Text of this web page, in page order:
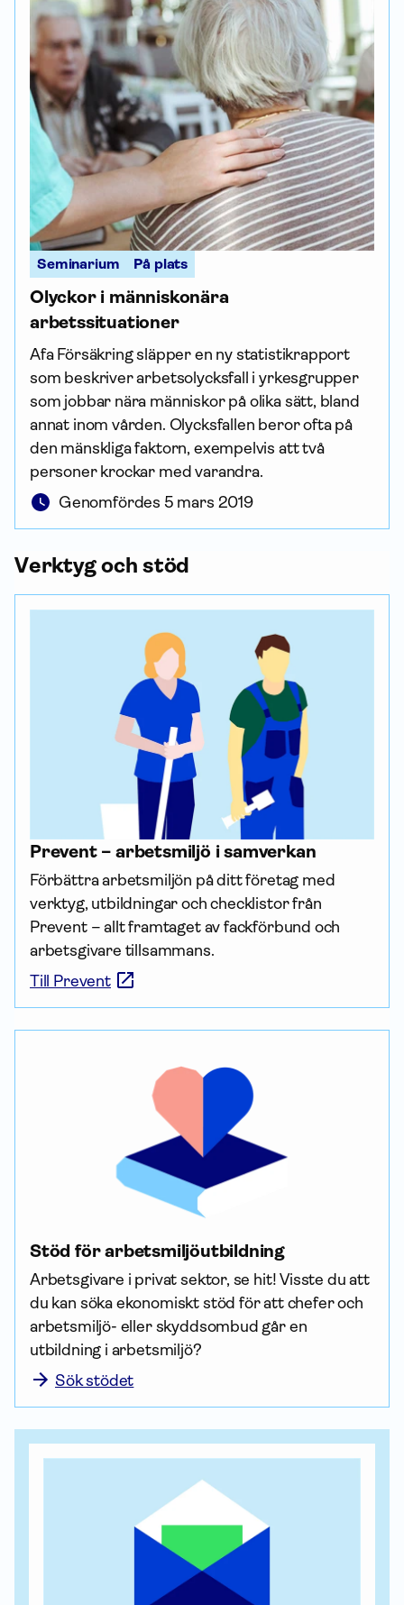
Seminarium På plats
Olyckor i människonära
arbetssituationer
Afa För­säkring släpper en ny statistik­rapport
som beskriver arbetsolycksfall i yrkesgrupper
som jobbar nära människor på olika sätt, bland
annat inom vården. Olycksfallen beror ofta på
den mänskliga faktorn, exempelvis att två
personer krockar med varandra.
Genomfördes 5 mars 2019
Verktyg och stöd
Prevent – arbetsmiljö i samverkan
Förbättra arbetsmiljön på ditt företag med
verktyg, utbildningar och checklistor från
Prevent – allt framtaget av fackförbund och
arbetsgivare tillsammans.
Till Prevent
Stöd för arbets­miljö­utbildning
Arbetsgivare i privat sektor, se hit! Visste du att
du kan söka ekonomiskt stöd för att chefer och
arbetsmiljö- eller skydds­ombud går en
utbildning i arbetsmiljö?
Sök stödet